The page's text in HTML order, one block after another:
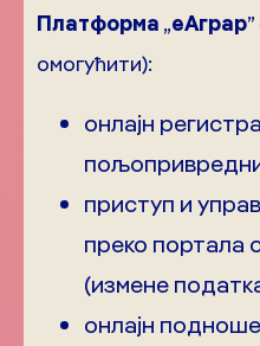
Платформа „еАграр”
омогућити):
онлајн
приступ и
преко портала
(измене
онлајн